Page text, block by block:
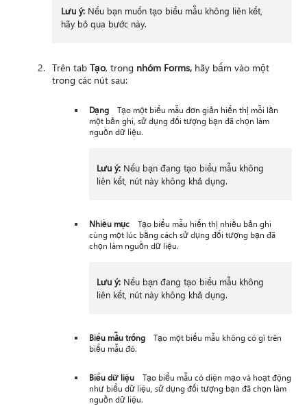
Lưu ý: Nếu bạn muốn tạo biểu mẫu không liên kết,
hãy bỏ qua bước này.
Trên tabTạo, trong nhóm Forms, hãy bấm vào một
trong các nút sau:
Dạng Tạo một biểu mẫu đơn giản hiển thị mỗi lần
một bản ghi, sử dụng đối tượng bạn đã chọn làm
nguồn dữ liệu.
Lưu ý: Nếu bạn đang tạo biểu mẫu không
liên kết, nút này không khả dụng.
Nhiều mục Tạo biểu mẫu hiển thị nhiều bản ghi
cùng một lúc bằng cách sử dụng đối tượng bạn đã
chọn làm nguồn dữ liệu.
Lưu ý: Nếu bạn đang tạo biểu mẫu không
liên kết, nút này không khả dụng.
Biểu mẫu trống Tạo một biểu mẫu không có gì trên
biểu mẫu đó.
Biểu dữ liệu Tạo biểu mẫu có diện mạo và hoạt động
như biểu dữ liệu, sử dụng đối tượng bạn đã chọn làm
nguồn dữ liệu.